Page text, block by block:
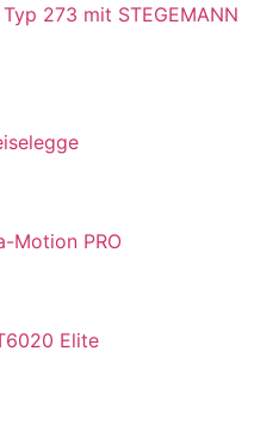
273 mit STEGEMANN
Motion PRO
Elite